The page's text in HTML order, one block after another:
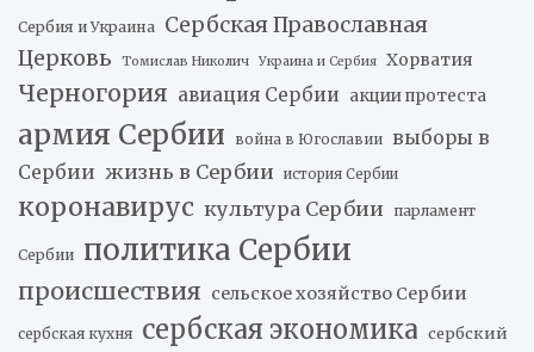
Сербия и Украина Сербская Православная
Церковь
Томислав Николич Украина и Сербия Хорватия
Черногория авиация Сербии акции протеста
армия Сербии война в Югославии
выборы в
Сербии жизнь в Сербии история Сербии
коронавирус культура Сербии парламент
Сербии политика Сербии
происшествия сельское хозяйство Сербии
сербская кухня сербская экономика сербский